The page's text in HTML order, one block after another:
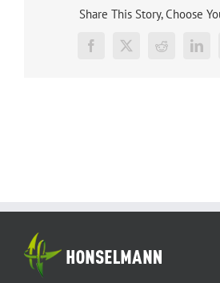
Share This Story, Choose
Facebook
X Reddit